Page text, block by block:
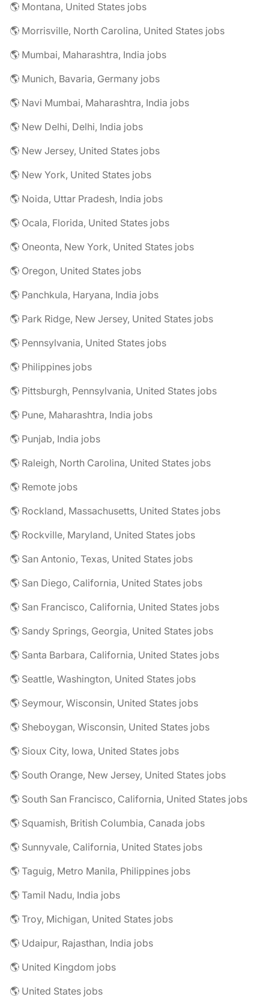
🌎 Montana, United States jobs
🌎 Morrisville, North Carolina, United States jobs
🌎 Mumbai, Maharashtra, India jobs
🌎 Munich, Bavaria, Germany jobs
🌎 Navi Mumbai, Maharashtra, India jobs
🌎 New Delhi, Delhi, India jobs
🌎 New Jersey, United States jobs
🌎 New York, United States jobs
🌎 Noida, Uttar Pradesh, India jobs
🌎 Ocala, Florida, United States jobs
🌎 Oneonta, New York, United States jobs
🌎 Oregon, United States jobs
🌎 Panchkula, Haryana, India jobs
🌎 Park Ridge, New Jersey, United States jobs
🌎 Pennsylvania, United States jobs
🌎 Philippines jobs
🌎 Pittsburgh, Pennsylvania, United States jobs
🌎 Pune, Maharashtra, India jobs
🌎 Punjab, India jobs
🌎 Raleigh, North Carolina, United States jobs
🌎 Remote jobs
🌎 Rockland, Massachusetts, United States jobs
🌎 Rockville, Maryland, United States jobs
🌎 San Antonio, Texas, United States jobs
🌎 San Diego, California, United States jobs
🌎 San Francisco, California, United States jobs
🌎 Sandy Springs, Georgia, United States jobs
🌎 Santa Barbara, California, United States jobs
🌎 Seattle, Washington, United States jobs
🌎 Seymour, Wisconsin, United States jobs
🌎 Sheboygan, Wisconsin, United States jobs
🌎 Sioux City, Iowa, United States jobs
🌎 South Orange, New Jersey, United States jobs
🌎 South San Francisco, California, United States jobs
🌎 Squamish, British Columbia, Canada jobs
🌎 Sunnyvale, California, United States jobs
🌎 Taguig, Metro Manila, Philippines jobs
🌎 Tamil Nadu, India jobs
🌎 Troy, Michigan, United States jobs
🌎 Udaipur, Rajasthan, India jobs
🌎 United Kingdom jobs
🌎 United States jobs